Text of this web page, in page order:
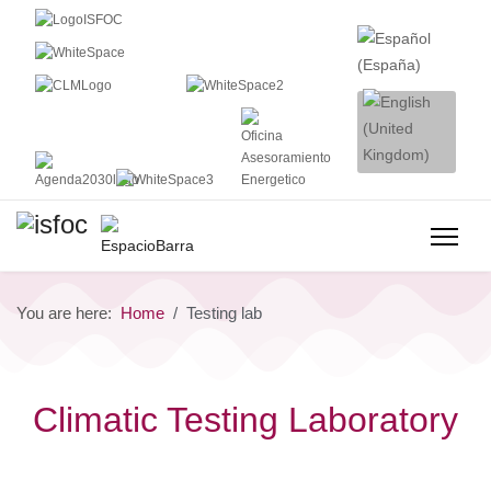
You are here: Home Testing lab
Climatic Testing Laboratory